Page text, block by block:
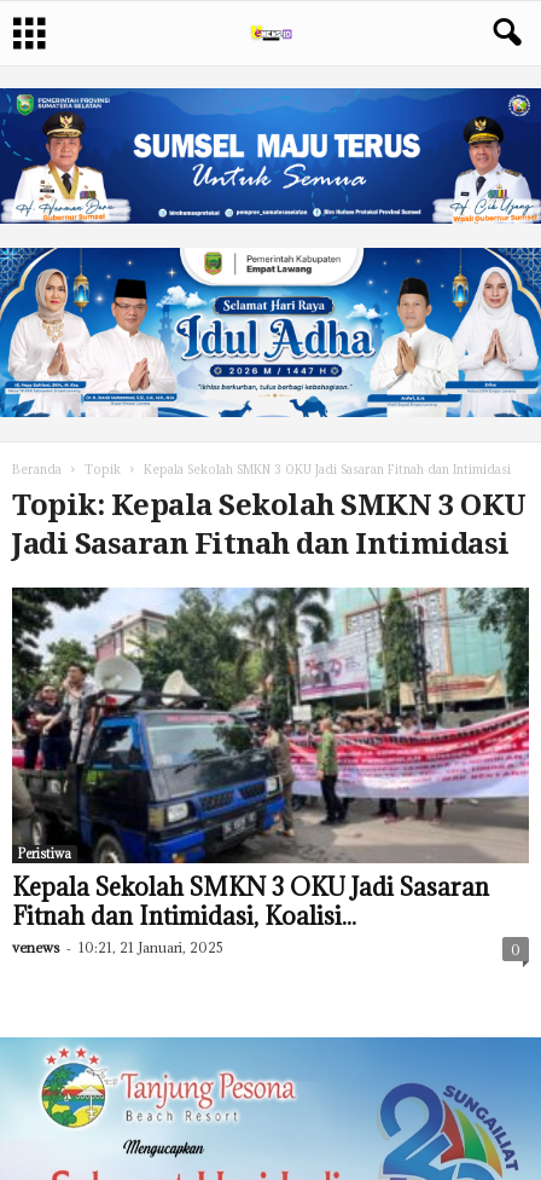
Beranda Topik Kepala Sekolah SMKN 3 OKU Jadi Sasaran Fitnah dan Intimidasi
Topik: Kepala Sekolah SMKN 3 OKU
Jadi Sasaran Fitnah dan Intimidasi
Peristiwa
Kepala Sekolah SMKN 3 OKU Jadi Sasaran
Fitnah dan Intimidasi, Koalisi...
venews - 10:21, 21 Januari, 2025 0